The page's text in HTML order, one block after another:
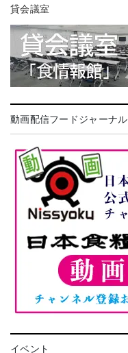
貸会議室
動画配信フードジャーナル
イベント